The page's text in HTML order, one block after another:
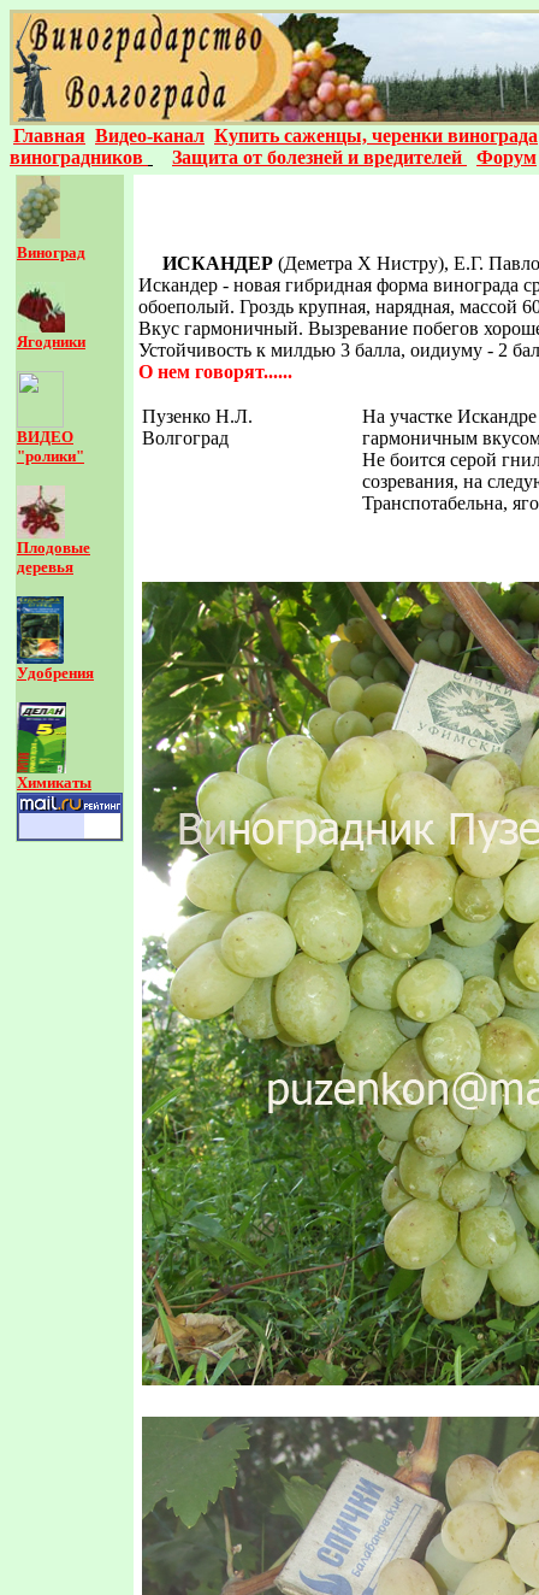
Главная Видео-канал Купить саженцы, черенки винограда
виноградников
Защита от болезней и вредителей Форум
Виноград
Ягодники
ВИДЕО
"ролики"
Плодовые
деревья
Удобрения
Химикаты
ИСКАНДЕР (Деметра Х Нистру), Е.Г.
Искандер - новая гибридная форма винограда
обоеполый. Гроздь крупная, нарядная, массой
Вкус гармоничный. Вызревание побегов
Устойчивость к милдью 3 балла, оидиуму - 2
О нем говорят......
Пузенко Н.Л.
Волгоград
На участке
гармоничным
Не боится серой
созревания, на
Транспотабельна,